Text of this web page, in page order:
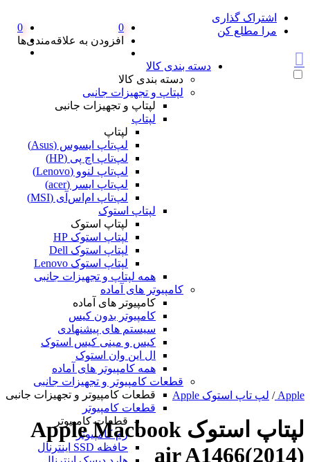
اشتراک گذاری
مرا مطلع کن
0
افزودن به علاقه‌مندی‌ها
0
دسته بندی کالا
دسته بندی کالا
لپتاپ و تجهیزات جانبی
لپتاپ و تجهیزات جانبی
لپتاپ
لپتاپ
لپ‌تاپ ایسوس (Asus)
لپ‌تاپ اچ پی (HP)
لپ‌تاپ لنوو (Lenovo)
لپ‌تاپ ایسر (acer)
لپ‌تاپ ام‌اس‌آی (MSI)
لپتاپ استوک
لپتاپ استوک
لپتاپ استوک HP
لپتاپ استوک Dell
لپتاپ استوک Lenovo
همه لپتاپ و تجهیزات جانبی
کامپیوتر های آماده
کامپیوتر های آماده
کامپیوتر بدون کیس
سیستم های پیشنهادی
کیس و مینی کیس استوک
ال این وان استوک
همه کامپیوتر های آماده
قطعات کامپیوتر و تجهیزات جانبی
قطعات کامپیوتر و تجهیزات جانبی
قطعات کامپیوتر
قطعات کامپیوتر
رم کامپیوتر
حافظه SSD اینترنال
Apple
/ لپ تاپ استوک Apple
لپتاپ استوک Apple Macbook
air A1466(2014)